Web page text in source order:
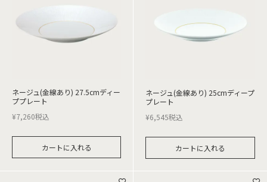
ネージュ(金線あり) 27.5cmディー
ププレート
¥7,260税込
カートに入れる
ネージュ(金線あり) 25cmディープ
プレート
¥6,545税込
カートに入れる